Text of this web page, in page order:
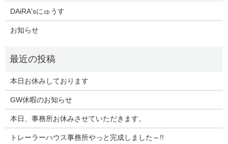
DAiRA'sにゅうす
お知らせ
本日お休みしております
GW休暇のお知らせ
本日、事務所お休みさせていただきます。
トレーラーハウス事務所やっと完成しました～!!